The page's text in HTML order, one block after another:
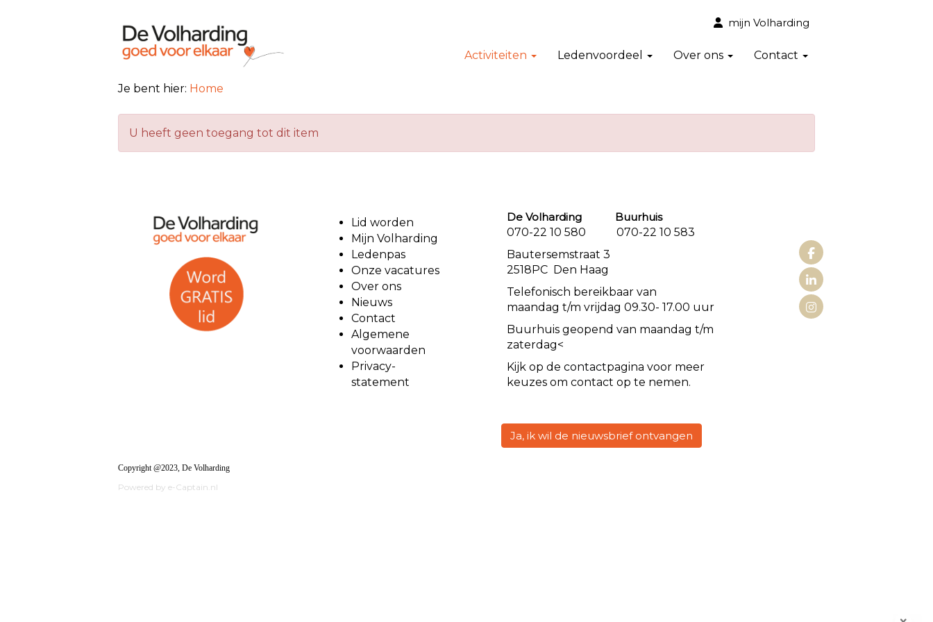
mijn Volharding
Activiteiten Ledenvoordeel Over ons Contact
Je bent hier: Home
U heeft geen toegang tot dit item
Lid worden
Mijn Volharding
Ledenpas
Onze vacatures
Over ons
Nieuws
Contact
Algemene
voorwaarden
Privacy-
statement
De Volharding Buurhuis
070-22 10 580 070-22 10 583
Bautersemstraat 3
2518PC Den Haag
Telefonisch bereikbaar van
maandag t/m vrijdag 09.30- 17.00 uur
Buurhuis geopend van maandag t/m
zaterdag<
Kijk op de contactpagina voor meer
keuzes om contact op te nemen.
Ja, ik wil de nieuwsbrief ontvangen
Copyright @2023, De Volharding
Powered by e-Captain.nl